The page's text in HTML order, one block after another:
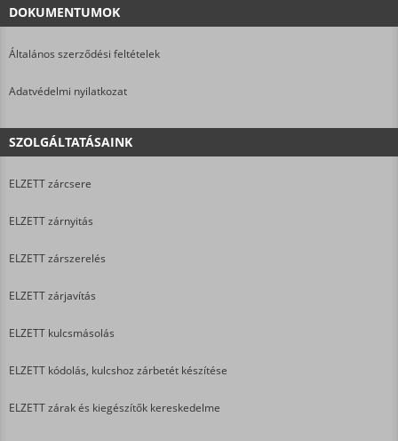
DOKUMENTUMOK
Általános szerződési feltételek
Adatvédelmi nyilatkozat
SZOLGÁLTATÁSAINK
ELZETT zárcsere
ELZETT zárnyitás
ELZETT zárszerelés
ELZETT zárjavítás
ELZETT kulcsmásolás
ELZETT kódolás, kulcshoz zárbetét készítése
ELZETT zárak és kiegészítők kereskedelme